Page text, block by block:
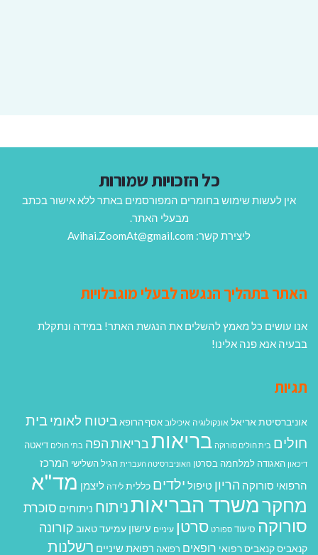
כל הזכויות שמורות
אין לעשות שימוש בחומרים המפורסמים באתר ללא אישור בכתב
מבעלי האתר.
ליצירת קשר: Avihai.ZoomAt@gmail.com
האתר בתהליך הנגשה לבעלי מוגבלויות
אנו עושים כל מאמץ להשלים את הנגשת האתר! במידה ונתקלת
בבעיה אנא פנה אלינו!
תגיות
אוניברסיטת אריאל אונקולוגיה איכילוב אסף הרופא ביטוח לאומיבית
חולים בית חולים סורוקה בריאותבריאות הפה בתי חולים דיאטה
דיכאון האגודה למלחמה בסרטן האוניברסיטה העברית הגיל השלישי המרכז
הרפואי סורוקה הריון טיפול ילדים כללית לידה ליצמן מד"א
מחקרמשרד הבריאותניתוח ניתוחים סוכרת
סורוקה סיעוד ספורט סרטן עיניים עישון עמיעד טאוב קורונה
קנאביסקנאביס רפואי רופאים רפואה רפואת שיניים רשלנות